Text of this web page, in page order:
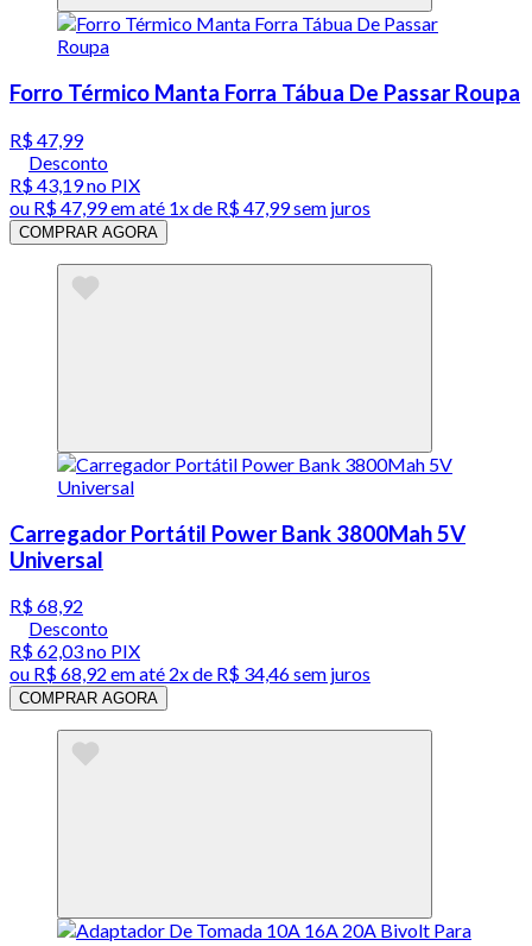
Forro Térmico Manta Forra Tábua De Passar Roupa
R$ 47,99
Desconto
R$ 43,19no PIX
ou R$ 47,99em até 1x de R$ 47,99sem juros
COMPRAR AGORA
Carregador Portátil Power Bank 3800Mah 5V
Universal
R$ 68,92
Desconto
R$ 62,03no PIX
ou R$ 68,92 em até 2x de R$ 34,46 sem juros
COMPRAR AGORA